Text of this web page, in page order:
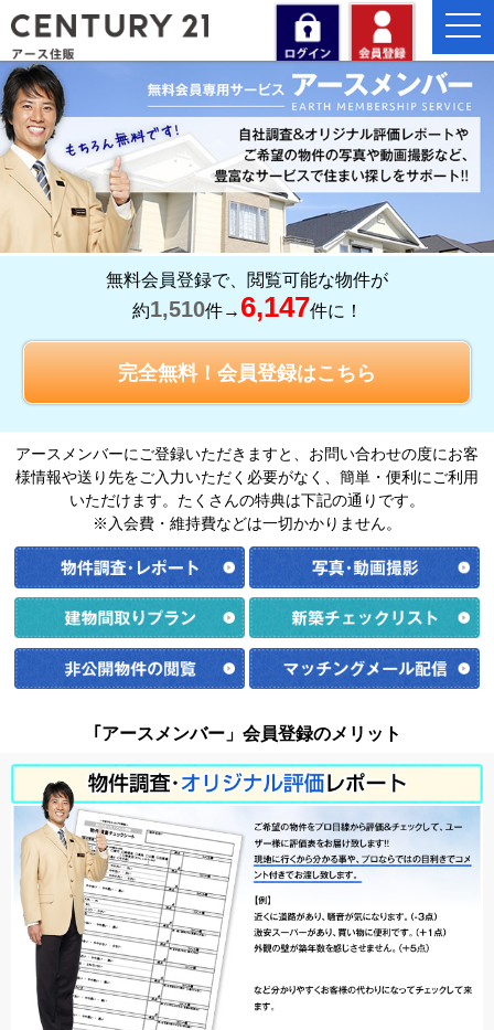
無料会員登録で、閲覧可能な物件が
約1,510件→ 6,147件に！
完全無料！会員登録はこちら
アースメンバーにご登録いただきますと、お問い合わせの度にお客
様情報や送り先をご入力いただく必要がなく、簡単・便利にご利用
いただけます。たくさんの特典は下記の通りです。
※入会費・維持費などは一切かかりません。
｢アースメンバー」会員登録のメリット